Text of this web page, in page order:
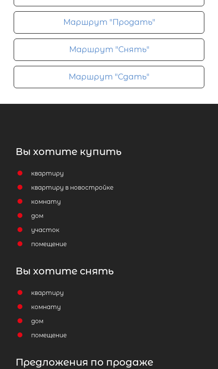
Маршрут "Продать"
Маршрут "Снять"
Маршрут "Сдать"
Вы хотите купить
квартиру
квартиру в новостройке
комнату
дом
участок
помещение
Вы хотите снять
квартиру
комнату
дом
помещение
Предложения по продаже